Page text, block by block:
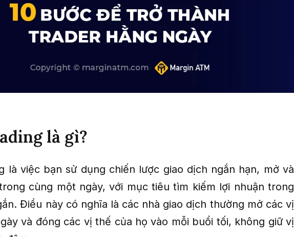
là gì?
là việc bạn sử dụng chiến lược giao dịch ngắn hạn, mở và
cùng một ngày, với mục tiêu tìm kiếm lợi nhuận trong
Điều này có nghĩa là các nhà giao dịch thường mở các vị
và đóng các vị thế của họ vào mỗi buổi tối, không giữ vị